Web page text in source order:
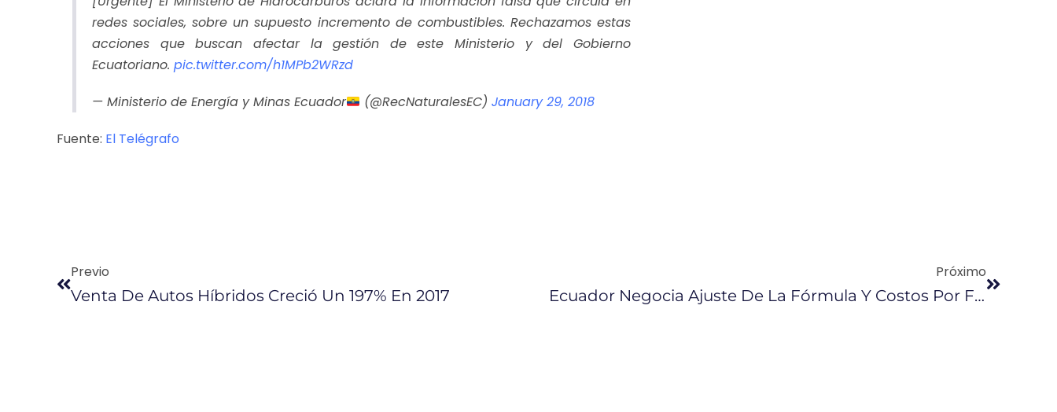
redes sociales, sobre un supuesto incremento de combustibles. Rechazamos estas
acciones que buscan afectar la gestión de este Ministerio y del Gobierno
Ecuatoriano. pic.twitter.com/h1MPb2WRzd
— Ministerio de Energía y Minas Ecuador (@RecNaturalesEC)January 29, 2018
Fuente: El Telégrafo
Previo
Venta De Autos Híbridos Creció Un 197% En 2017
Próximo
Ecuador Negocia Ajuste De La Fórmula Y Costos Por Flete De Preventa Petrolera